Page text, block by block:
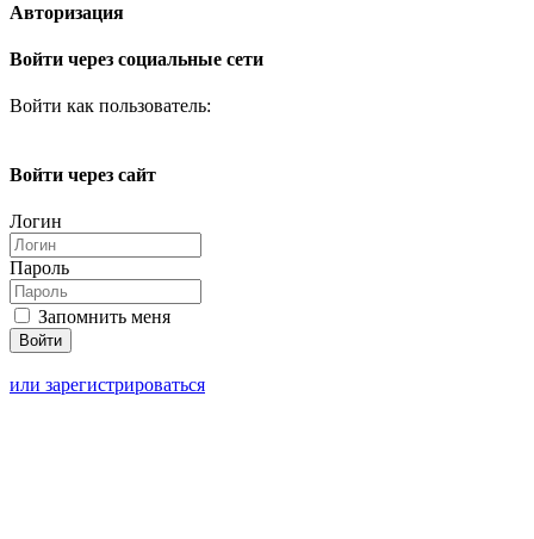
Авторизация
Войти через социальные сети
Войти как пользователь:
Войти через сайт
Логин
Пароль
Запомнить меня
или зарегистрироваться